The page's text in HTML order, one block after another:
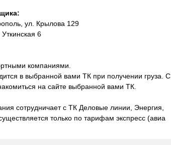
ул. Крылова 129
6
компаниями.
в выбранной вами ТК при получении груза. С
на сайте выбранной вами ТК.
сотрудничает с ТК Деловые линии, Энергия,
только по тарифам экспресс (авиа